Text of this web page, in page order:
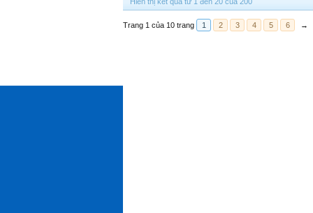
Trang 1 của 10 trang 1 2 3 4 5 6 →